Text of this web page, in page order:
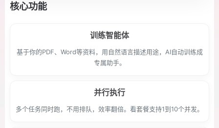
核心功能
训练智能体
基于你的PDF、Word等资料，用自然语言描述用途，AI自动训练成
专属助手。
并行执行
多个任务同时跑，不用排队，效率翻倍。看套餐支持1到10个并发。